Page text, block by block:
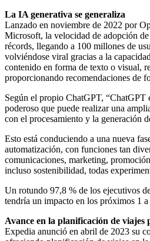
La IA generativa se generaliza
Lanzado en noviembre de 2022 por
Microsoft, la velocidad de adopción
récords, llegando a 100 millones de
volviéndose viral gracias a la
contenido en forma de texto o visual,
proporcionando recomendaciones de
Según el propio ChatGPT, “ChatGPT
poderoso que puede realizar una
con el procesamiento y la generación
Esto está conduciendo a una nueva
automatización, con funciones tan
comunicaciones, marketing,
incluso sostenibilidad, todas
Un rotundo 97,8 % de los ejecutivos
tendría un impacto en los próximos 1 a
Avance en la planificación de viajes
Expedia anunció en abril de 2023 su